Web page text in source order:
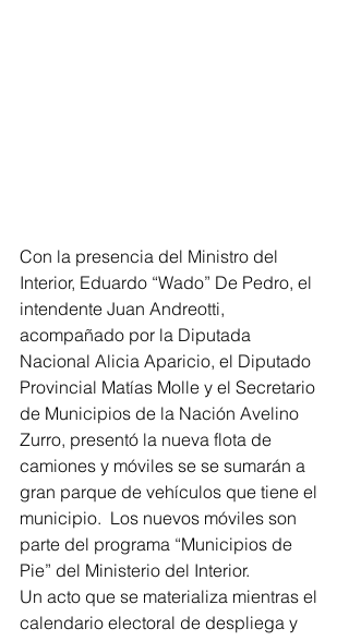
Con la presencia del Ministro del
Interior, Eduardo “Wado” De Pedro, el
intendente Juan Andreotti,
acompañado por la Diputada
Nacional Alicia Aparicio, el Diputado
Provincial Matías Molle y el Secretario
de Municipios de la Nación Avelino
Zurro, presentó la nueva flota de
camiones y móviles se se sumarán a
gran parque de vehículos que tiene el
municipio.  Los nuevos móviles son
parte del programa “Municipios de
Pie” del Ministerio del Interior.
Un acto que se materializa mientras el
calendario electoral de despliega y